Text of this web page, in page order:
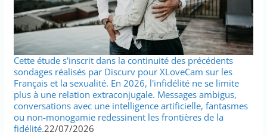
Cette étude s'inscrit dans la continuité des précédents
sondages réalisés par Discurv pour XLoveCam sur les
Français et la sexualité. En 2026, l'infidélité ne se limite
plus à une relation extraconjugale. Messages ambigus,
conversations avec une intelligence artificielle, fantasmes
ou non-monogamie redessinent les frontières de la
fidélité.22/07/2026